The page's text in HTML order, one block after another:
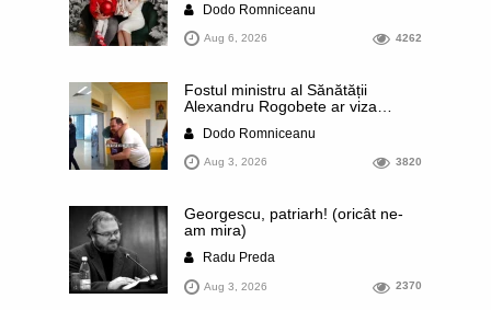
infantilă”. Miroase a execuție
stalinistă. Cea mai imundă parte a
presei publică inclusiv documente
dezvăluite date ultra-personale
ale profesorului, inclusiv
diagnostice și tratamente
Dodo Romniceanu
Aug 6, 2026 4262
Fostul ministru al Sănătății
Alexandru Rogobete ar viza
al orașului Timișoara. Pesedistul
publică imagini demne de Coreea
de Nord cu femei din Timișoara
Dodo Romniceanu
Aug 3, 2026 3820
Georgescu, patriarh! (oricât ne-
am mira)
Radu Preda
Aug 3, 2026 2370